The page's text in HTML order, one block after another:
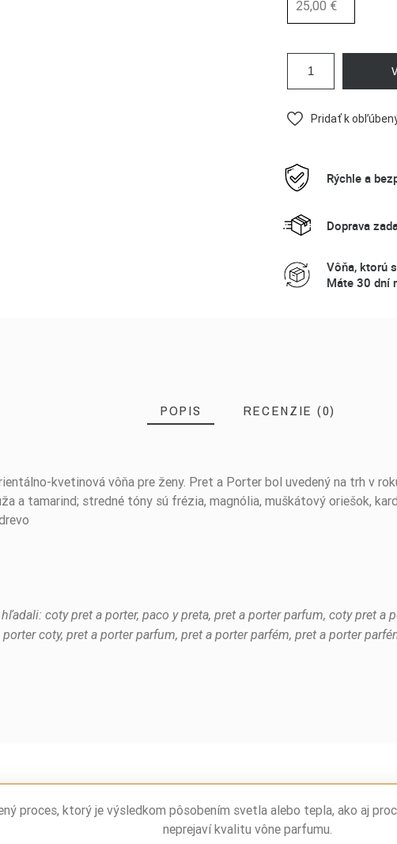
25,00 €
Pridať k
Rýchle a
Doprava
Vôňa, ktorú
Máte 30 dní
POPIS RECENZIE (0)
kvetinová vôňa pre ženy. Pret a Porter bol uvedený na trh v
a tamarind; stredné tóny sú frézia, magnólia, muškátový oriešok,
coty pret a porter, paco y preta, pret a porter parfum, coty pret a
coty, pret a porter parfum, pret a porter parfém, pret a porter
RECENZIU!
proces, ktorý je výsledkom pôsobením svetla alebo tepla, ako aj
neprejaví kvalitu vône parfumu.